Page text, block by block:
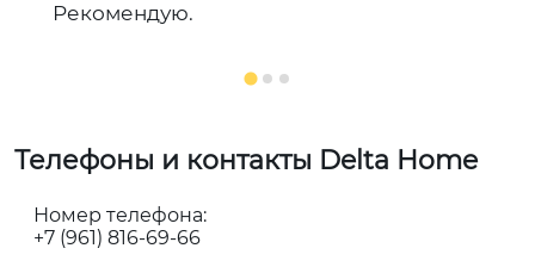
Рекомендую.
Телефоны и контакты Delta Home
Номер телефона:
+7 (961) 816-69-66